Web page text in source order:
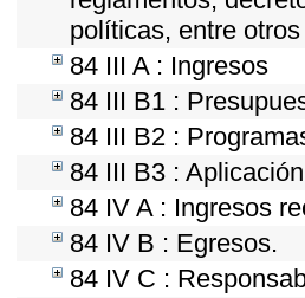
políticas, entre otros
84 III A : Ingresos
84 III B1 :
84 III B2 :
84 III B3 :
84 IV A : Ingresos
84 IV B : Egresos.
84 IV C :